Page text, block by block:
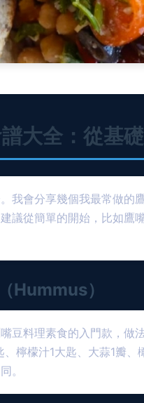
大全：從基
我會分享幾個我最常做的
議從簡單的開始，比如鷹
Hummus）
豆料理素食的入門款，
、檸檬汁1大匙、大蒜1瓣
。